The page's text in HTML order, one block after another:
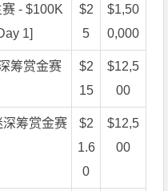
- $100K
1]
$2
5
$1,50
0,000
筹赏金赛
$2
15
$12,5
00
筹赏金赛
$2
1.6
0
$12,5
00